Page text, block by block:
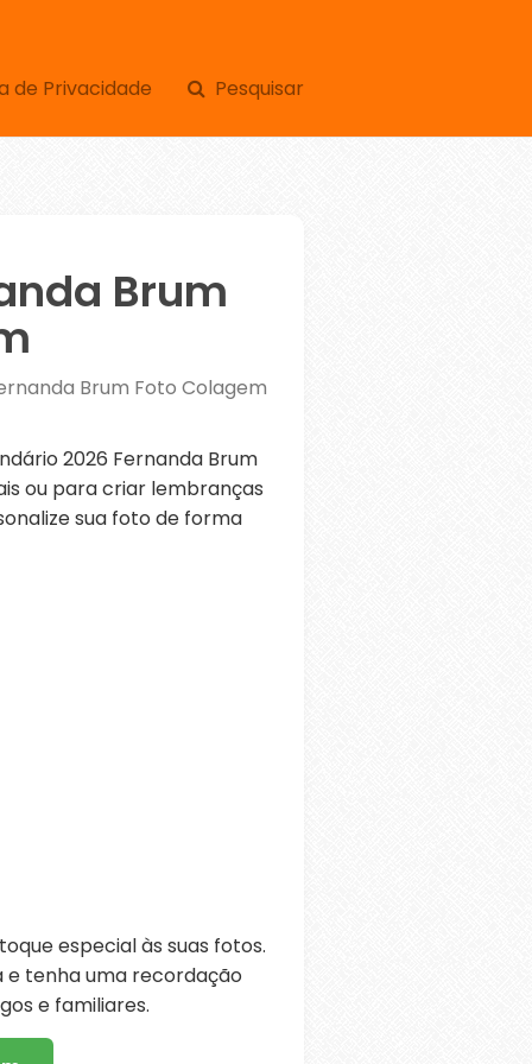
de Privacidade Pesquisar
Brum
Brum Foto Colagem
2026 Fernanda Brum
ou para criar lembranças
sua foto de forma
especial às suas fotos.
e tenha uma recordação
e familiares.